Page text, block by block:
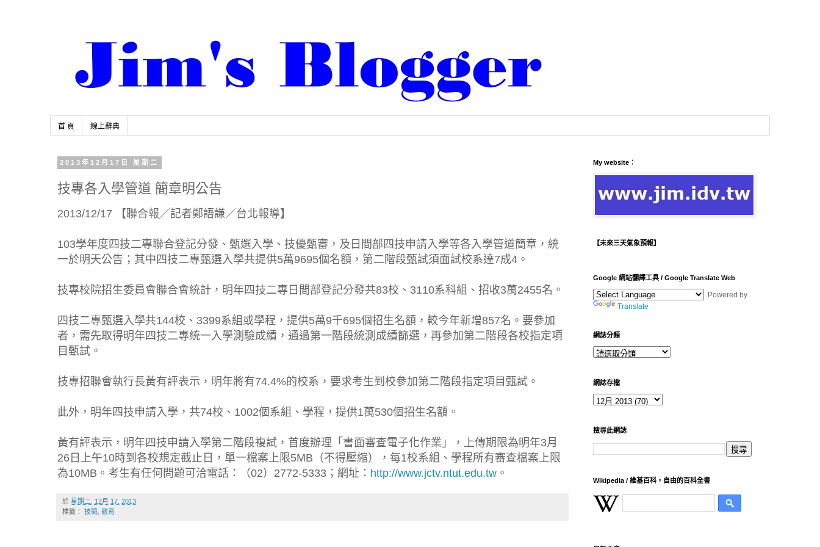
首 頁 線上辭典
2013年12月17日 星期二
技專各入學管道 簡章明公告
2013/12/17 【聯合報╱記者鄭語謙／台北報導】
103學年度四技二專聯合登記分發、甄選入學、技優甄審，及日間部四技申請入學等各入學管道簡章，統
一於明天公告；其中四技二專甄選入學共提供5萬9695個名額，第二階段甄試須面試校系達7成4。
技專校院招生委員會聯合會統計，明年四技二專日間部登記分發共83校、3110系科組、招收3萬2455名。
四技二專甄選入學共144校、3399系組或學程，提供5萬9千695個招生名額，較今年新增857名。要參加
者，需先取得明年四技二專統一入學測驗成績，通過第一階段統測成績篩選，再參加第二階段各校指定項
目甄試。
技專招聯會執行長黃有評表示，明年將有74.4%的校系，要求考生到校參加第二階段指定項目甄試。
此外，明年四技申請入學，共74校、1002個系組、學程，提供1萬530個招生名額。
黃有評表示，明年四技申請入學第二階段複試，首度辦理「書面審查電子化作業」，上傳期限為明年3月
26日上午10時到各校規定截止日，單一檔案上限5MB（不得壓縮），每1校系組、學程所有審查檔案上限
為10MB。考生有任何問題可洽電話：（02）2772-5333；網址： http://www.jctv.ntut.edu.tw 。
於 星期二, 12月 17, 2013
標籤： 技職 教育
My website：
【未來三天氣象預報】
Google 網站翻譯工具 / Google Translate Web
Powered by
Translate
網誌分類
網誌存檔
搜尋此網誌
Wikipedia / 維基百科，自由的百科全書